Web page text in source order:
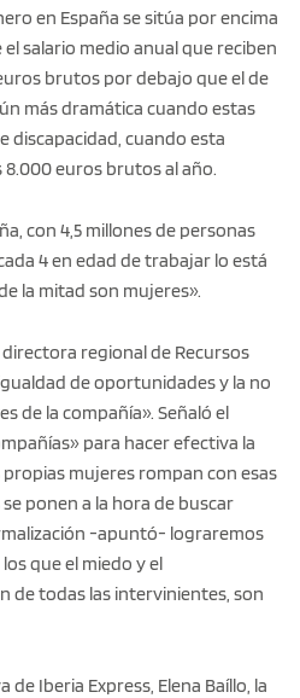
en España se sitúa por encima
el salario medio anual que reciben
brutos por debajo que el de
más dramática cuando estas
discapacidad, cuando esta
euros brutos al año.
con 4,5 millones de personas
4 en edad de trabajar lo está
la mitad son mujeres».
regional de Recursos
de oportunidades y la no
de la compañía». Señaló el
para hacer efectiva la
mujeres rompan con esas
ponen a la hora de buscar
-apuntó- lograremos
que el miedo y el
de todas las intervinientes, son
Iberia Express, Elena Baíllo, la